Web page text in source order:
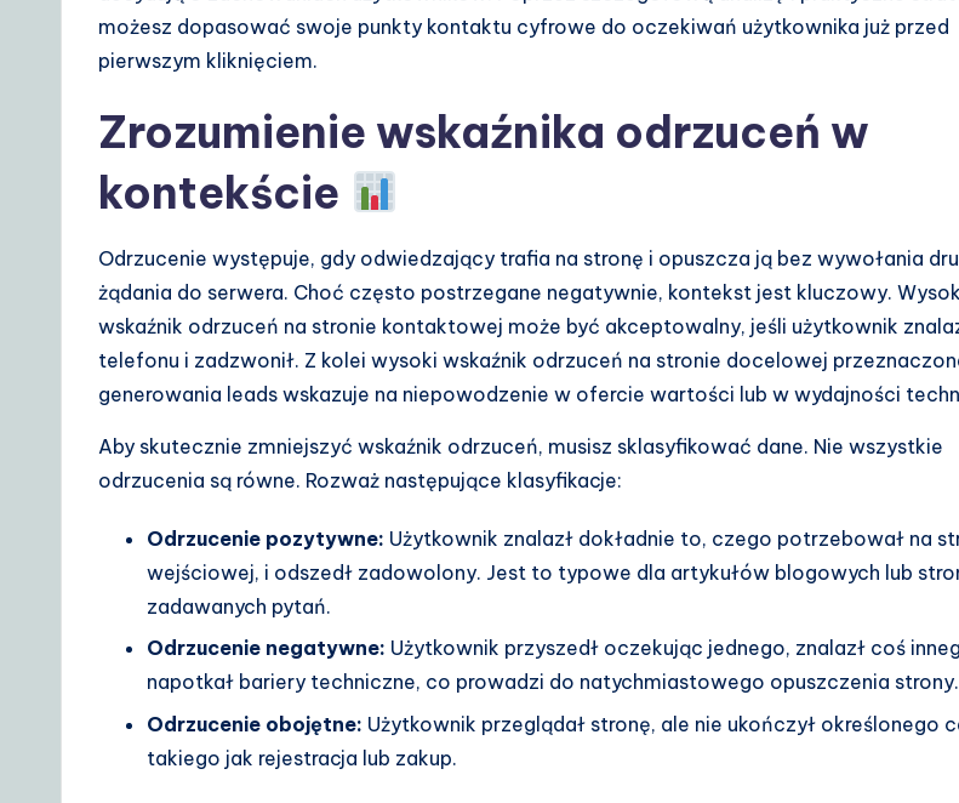
ft
w
możesz dopasować swoje punkty kontaktu cyfrowe do oczekiwań użytkownika już przed
pierwszym kliknięciem.
Zrozumienie wskaźnika odrzuceń w
kontekście
Odrzucenie występuje, gdy odwiedzający trafia na stronę i opuszcza ją bez wywołania
żądania do serwera. Choć często postrzegane negatywnie, kontekst jest kluczowy.
wskaźnik odrzuceń na stronie kontaktowej może być akceptowalny, jeśli użytkownik
telefonu i zadzwonił. Z kolei wysoki wskaźnik odrzuceń na stronie docelowej
generowania leads wskazuje na niepowodzenie w ofercie wartości lub w wydajności
Aby skutecznie zmniejszyć wskaźnik odrzuceń, musisz sklasyfikować dane. Nie wszystkie
odrzucenia są równe. Rozważ następujące klasyfikacje:
Odrzucenie pozytywne: Użytkownik znalazł dokładnie to, czego potrzebował na
wejściowej, i odszedł zadowolony. Jest to typowe dla artykułów blogowych lub
zadawanych pytań.
Odrzucenie negatywne: Użytkownik przyszedł oczekując jednego, znalazł coś
napotkał bariery techniczne, co prowadzi do natychmiastowego opuszczenia strony.
Odrzucenie obojętne: Użytkownik przeglądał stronę, ale nie ukończył określonego
takiego jak rejestracja lub zakup.